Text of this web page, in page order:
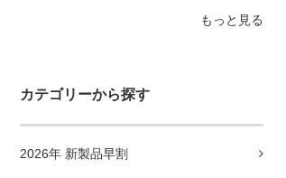
もっと見る
カテゴリーから探す
2026年 新製品早割